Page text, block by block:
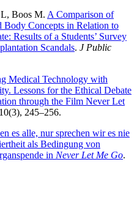
Boos M. A Comparison of
Body Concepts in Relation to
Results of a Students’ Survey
Scandals. J Public
Medical Technology with
Lessons for the Ethical Debate
through the Film Never Let
245–256.
es alle, nur sprechen wir es nie
als Bedingung von
in Never Let Me Go.